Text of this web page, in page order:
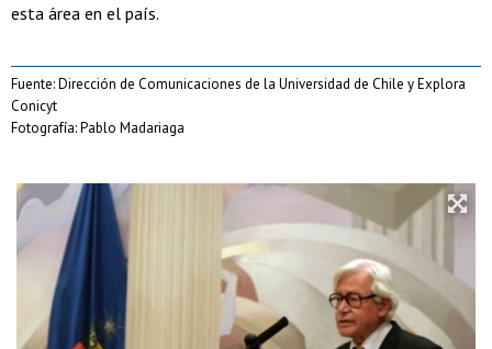
esta área en el país.
Fuente: Dirección de Comunicaciones de la Universidad de Chile y Explora
Conicyt
Fotografía: Pablo Madariaga